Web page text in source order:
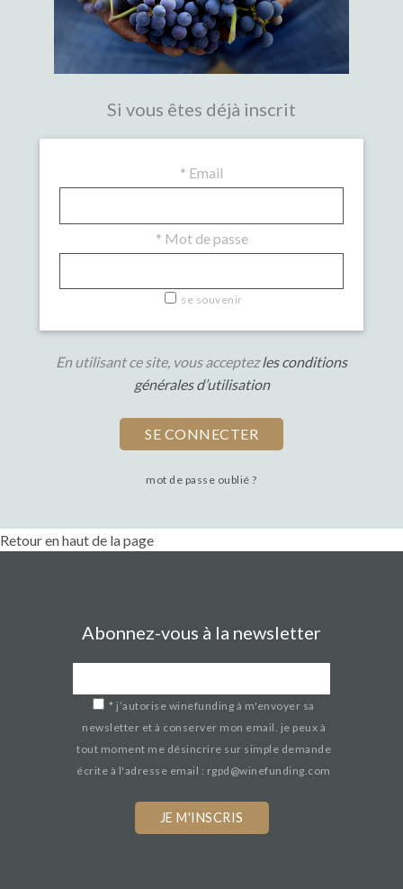
Si vous êtes déjà inscrit
* Email
* Mot de passe
se souvenir
En utilisant ce site, vous acceptezles conditions
générales d’utilisation
mot de passe oublié ?
Retour en haut de la page
Abonnez-vous à la newsletter
* j’autorise winefunding à m'envoyer sa
newsletter et à conserver mon email. je peux à
tout moment me désincrire sur simple demande
écrite à l'adresse email : rgpd@winefunding.com